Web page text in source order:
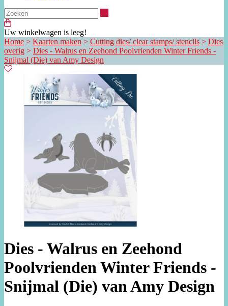
Uw winkelwagen is leeg!
Home > Kaarten maken > Cutting dies/ clear stamps/ stencils > Dies
overig > Dies - Walrus en Zeehond Poolvrienden Winter Friends -
Snijmal (Die) van Amy Design
Dies - Walrus en Zeehond
Poolvrienden Winter Friends -
Snijmal (Die) van Amy Design